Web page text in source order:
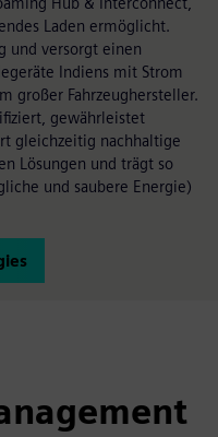
Laden ermöglicht.
und versorgt einen
Indiens mit Strom
großer Fahrzeughersteller.
gewährleistet
gleichzeitig nachhaltige
Lösungen und trägt so
und saubere Energie)